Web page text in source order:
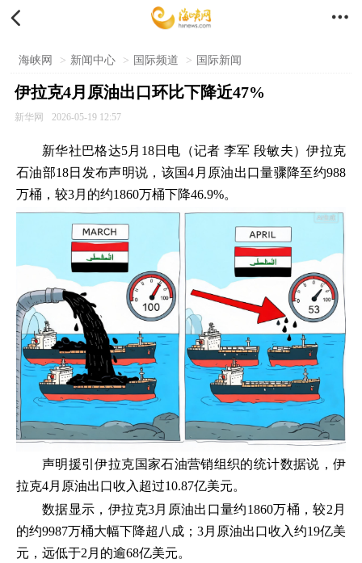
 
海峡网 > 新闻中心 > 国际频道 > 国际新闻
伊拉克4月原油出口环比下降近47%
新华网 2026-05-19 12:57
新华社巴格达5月18日电（记者 李军 段敏夫）伊拉克
石油部18日发布声明说，该国4月原油出口量骤降至约988
万桶，较3月的约1860万桶下降46.9%。
声明援引伊拉克国家石油营销组织的统计数据说，伊
拉克4月原油出口收入超过10.87亿美元。
数据显示，伊拉克3月原油出口量约1860万桶，较2月
的约9987万桶大幅下降超八成；3月原油出口收入约19亿美
元，远低于2月的逾68亿美元。